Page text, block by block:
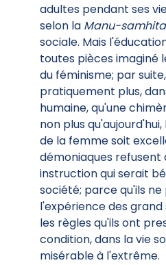
adultes pendant ses
selon la Manu-samhita
sociale. Mais
toutes pièces imaginé
du féminisme; par
pratiquement plus,
humaine, qu'une
non plus
de la femme soit
démoniaques
instruction qui serait
société; parce qu'ils
l'expérience des grand
les règles qu'ils ont
condition, dans la vie
misérable à l'extrême.